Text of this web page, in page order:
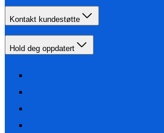
Kontakt kundestøtte
Hold deg oppdatert